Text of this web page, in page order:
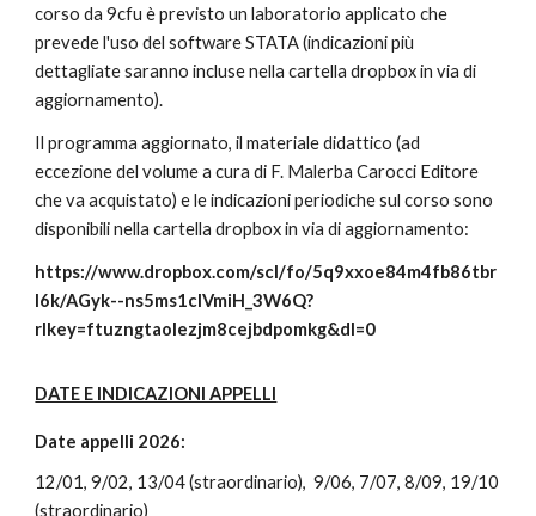
corso da 9cfu è previsto un laboratorio applicato che
prevede l'uso del software STATA (indicazioni più
dettagliate saranno incluse nella cartella dropbox in via di
aggiornamento).
Il programma aggiornato, il materiale didattico (ad
eccezione del volume a cura di F. Malerba Carocci Editore
che va acquistato) e le indicazioni periodiche sul corso sono
disponibili nella cartella dropbox in via di aggiornamento:
https://www.dropbox.com/scl/fo/5q9xxoe84m4fb86tbr
l6k/AGyk--ns5ms1clVmiH_3W6Q?
rlkey=ftuzngtaolezjm8cejbdpomkg&dl=0
DATE E INDICAZIONI APPELLI
Date appelli 2026:
12/01,9/02, 13/04 (straordinario),9/06, 7/07,8/09, 19/10
(straordinario)